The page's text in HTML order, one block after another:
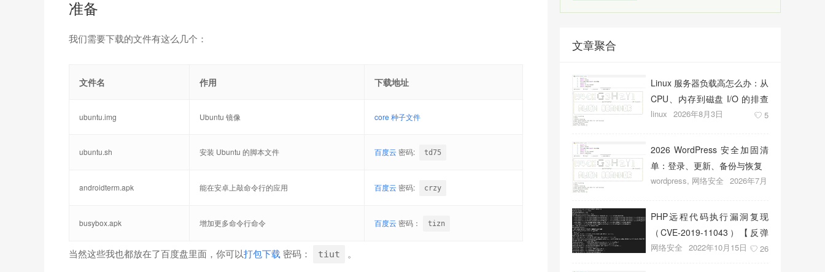
准备
我们需要下载的文件有这么几个：
文件名 作用 下载地址
ubuntu.img Ubuntu 镜像 core 种子文件
ubuntu.sh 安装 Ubuntu 的脚本文件 百度云 密码: td75
androidterm.apk 能在安卓上敲命令行的应用 百度云 密码: crzy
busybox.apk 增加更多命令行命令 百度云 密码： tizn
当然这些我也都放在了百度盘里面，你可以打包下载 密码： tiut 。
文章聚合
Linux 服务器负载高怎么办：从
CPU、内存到磁盘 I/O 的排查
顺序
linux 2026年8月3日 5
2026 WordPress 安全加固清
单：登录、更新、备份与恢复
wordpress, 网络安全 2026年7月
PHP远程代码执行漏洞复现
（CVE-2019-11043）【反弹
shell成功】
网络安全 2022年10月15日 26